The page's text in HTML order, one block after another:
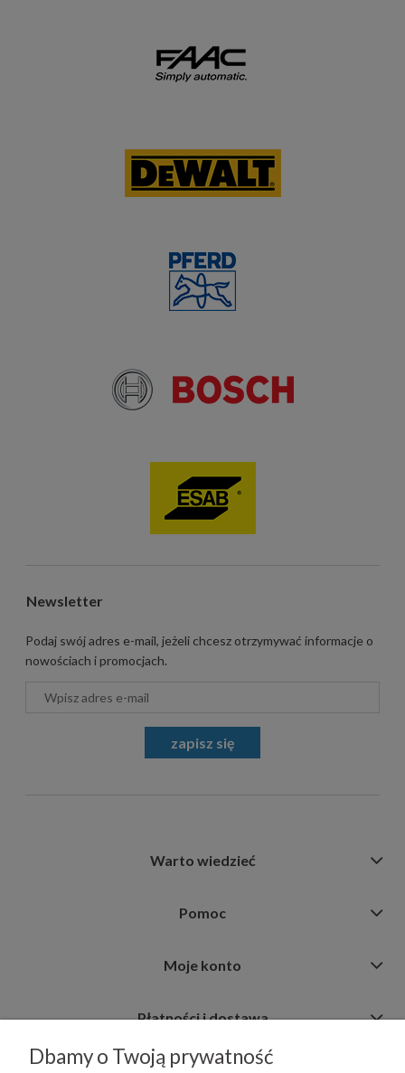
Newsletter
Podaj swój adres e-mail, jeżeli chcesz otrzymywać informacje o
nowościach i promocjach.
zapisz się
Warto wiedzieć
Pomoc
Moje konto
Płatności i dostawa
Dbamy o Twoją prywatność